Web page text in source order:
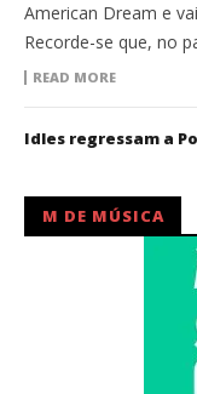
American Dream e
Recorde-se que, no
READ MORE
Idles regressam a
M DE MÚSICA